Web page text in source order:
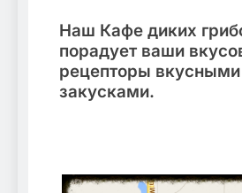
Наш Кафе диких
порадует ваши
рецепторы вкусными
закусками.